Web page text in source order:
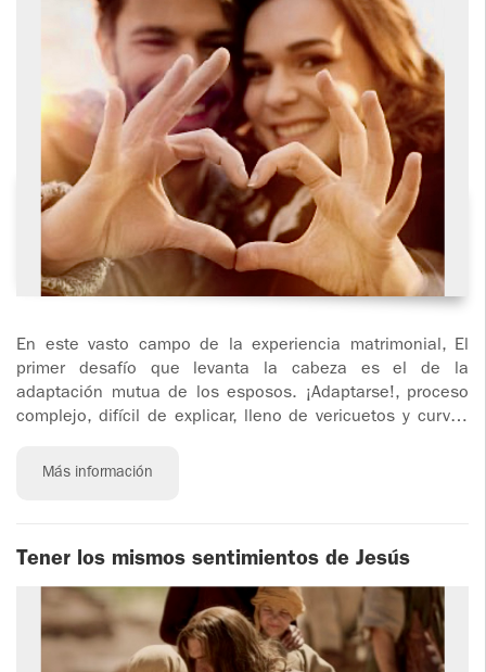
En este vasto campo de la experiencia matrimonial, El
primer desafío que levanta la cabeza es el de la
adaptación mutua de los esposos. ¡Adaptarse!, proceso
complejo, difícil de explicar, lleno de vericuetos y curvas
Más información
Tener los mismos sentimientos de Jesús